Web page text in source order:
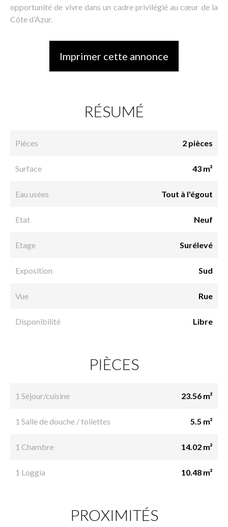
opportunité de vivre dans un cadre privilégié au cœur de la
Côte d’Azur.
Imprimer cette annonce
RÉSUMÉ
Pièces 2 pièces
Surface 43 m²
Eau usées Tout à l'égout
Etat Neuf
Etage Surélevé
Exposition Sud
Vue Rue
Disponibilité Libre
PIÈCES
1 Séjour/cuisine 23.56 m²
1 Salle de douche / toilettes 5.5 m²
1 Chambre 14.02 m²
1 Loggia 10.48 m²
PROXIMITÉS